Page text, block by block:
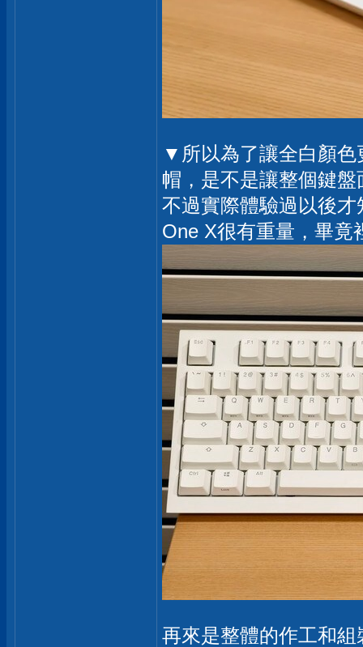
▼所以為了讓全白顏色
帽，是不是讓整個鍵
不過實際體驗過以後
One X很有重量，畢竟
再來是整體的作工和